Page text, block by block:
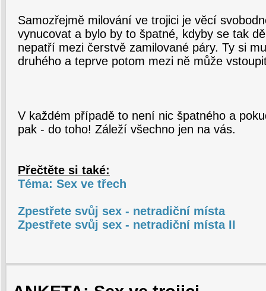
Samozřejmě milování ve trojici je věcí
vynucovat a bylo by to špatné, kdyby se tak
nepatří mezi čerstvě zamilované páry. Ty si
druhého a teprve potom mezi ně může
V každém případě to není nic špatného a
pak - do toho! Záleží všechno jen na vás.
Přečtěte si také:
Téma: Sex ve třech
Zpestřete svůj sex - netradiční místa
Zpestřete svůj sex - netradiční místa II